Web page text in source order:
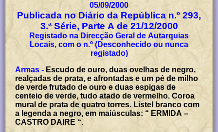
05/09/2000
Publicada no Diário da República n.º 293,
3.ª Série, Parte A de 21/12/2000
Registado na Direcção Geral de Autarquias
Locais, com o n.º (Desconhecido ou nunca
registado)
Armas - Escudo de ouro, duas ovelhas de negro,
realçadas de prata, e afrontadas e um pé de milho
de verde frutado de ouro e duas espigas de
centeio de verde, tudo atado de vermelho. Coroa
mural de prata de quatro torres. Listel branco com
a legenda a negro, em maiúsculas: “ ERMIDA –
CASTRO DAIRE “.